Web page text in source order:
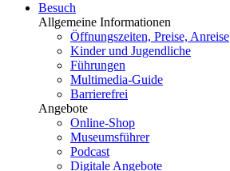
Besuch
Allgemeine Informationen
Öffnungszeiten, Preise, Anreise
Kinder und Jugendliche
Führungen
Multimedia-Guide
Barrierefrei
Angebote
Online-Shop
Museumsführer
Podcast
Digitale Angebote